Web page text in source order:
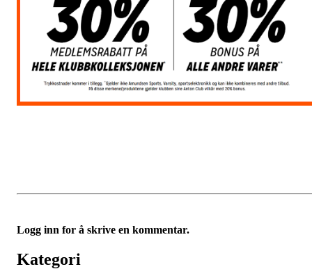
Logg inn for å skrive en kommentar.
Kategori